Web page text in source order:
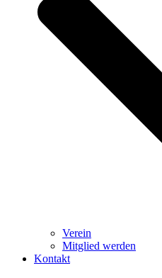
Verein
Mitglied werden
Kontakt